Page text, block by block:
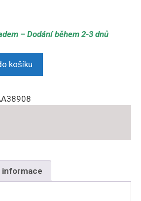
– Dodání během 2-3 dnů
košíku
informace